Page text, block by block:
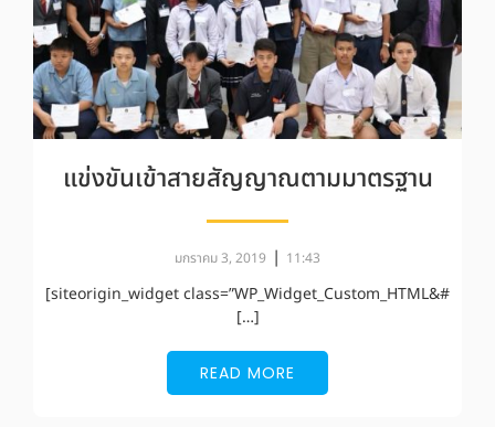
แข่งขันเข้าสายสัญญาณตามมาตรฐาน
มกราคม 3, 2019 | 11:43
[siteorigin_widget class=”WP_Widget_Custom_HTML&#
[…]
READ MORE